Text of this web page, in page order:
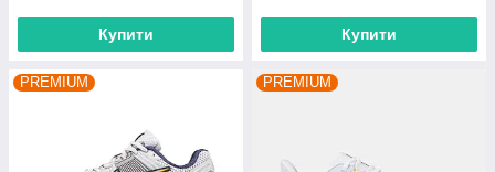
Купити Купити
PREMIUM PREMIUM